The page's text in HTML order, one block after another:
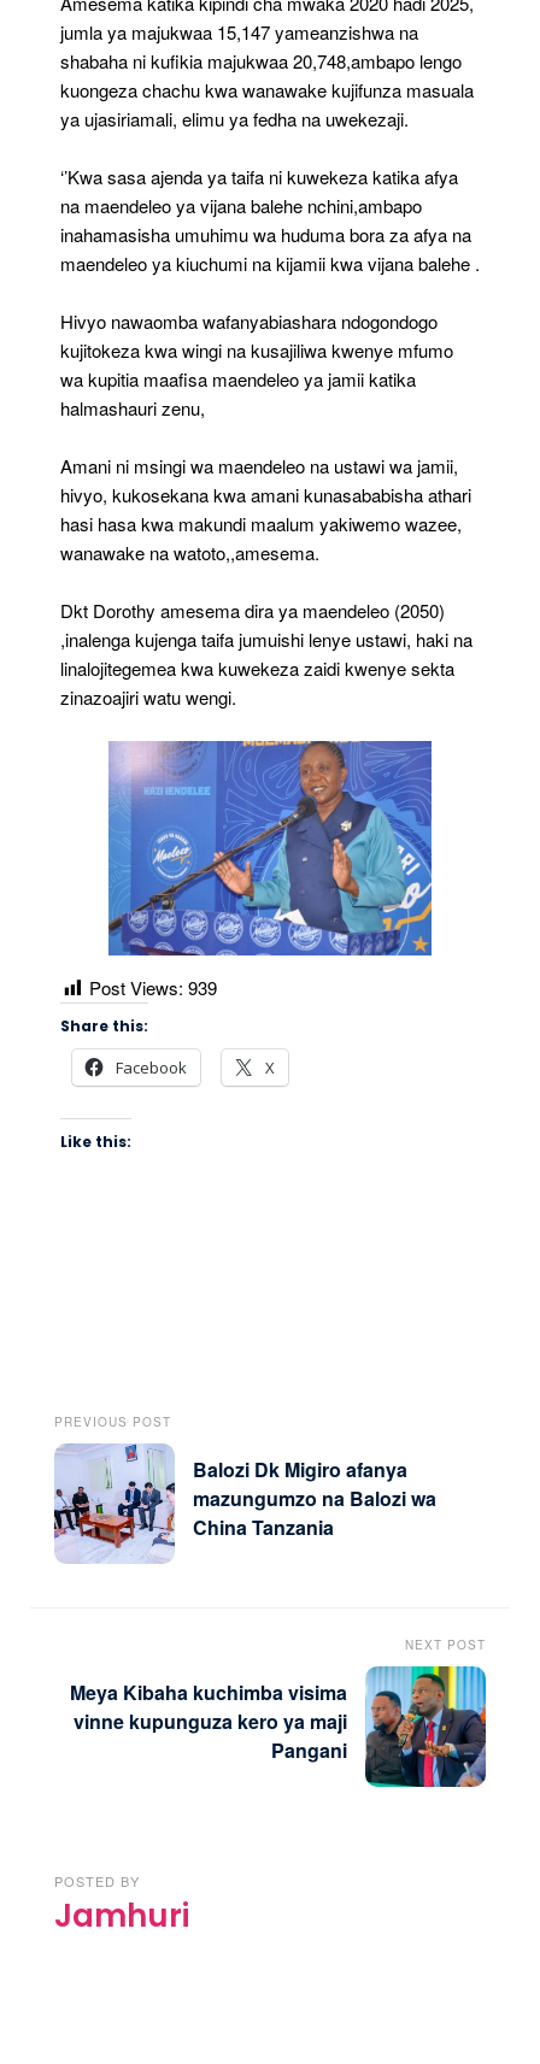
jumla ya majukwaa 15,147 yameanzishwa na
shabaha ni kufikia majukwaa 20,748,ambapo lengo
kuongeza chachu kwa wanawake kujifunza masuala
ya ujasiriamali, elimu ya fedha na uwekezaji.
‘’Kwa sasa ajenda ya taifa ni kuwekeza katika afya
na maendeleo ya vijana balehe nchini,ambapo
inahamasisha umuhimu wa huduma bora za afya na
maendeleo ya kiuchumi na kijamii kwa vijana balehe .
Hivyo nawaomba wafanyabiashara ndogondogo
kujitokeza kwa wingi na kusajiliwa kwenye mfumo
wa kupitia maafisa maendeleo ya jamii katika
halmashauri zenu,
Amani ni msingi wa maendeleo na ustawi wa jamii,
hivyo, kukosekana kwa amani kunasababisha athari
hasi hasa kwa makundi maalum yakiwemo wazee,
wanawake na watoto,,amesema.
Dkt Dorothy amesema dira ya maendeleo (2050)
,inalenga kujenga taifa jumuishi lenye ustawi, haki na
linalojitegemea kwa kuwekeza zaidi kwenye sekta
zinazoajiri watu wengi.
Post Views: 939
Share this:
Facebook X
Like this:
PREVIOUS POST
Balozi Dk Migiro afanya
mazungumzo na Balozi wa
China Tanzania
NEXT POST
Meya Kibaha kuchimba visima
vinne kupunguza kero ya maji
Pangani
POSTED BY
Jamhuri